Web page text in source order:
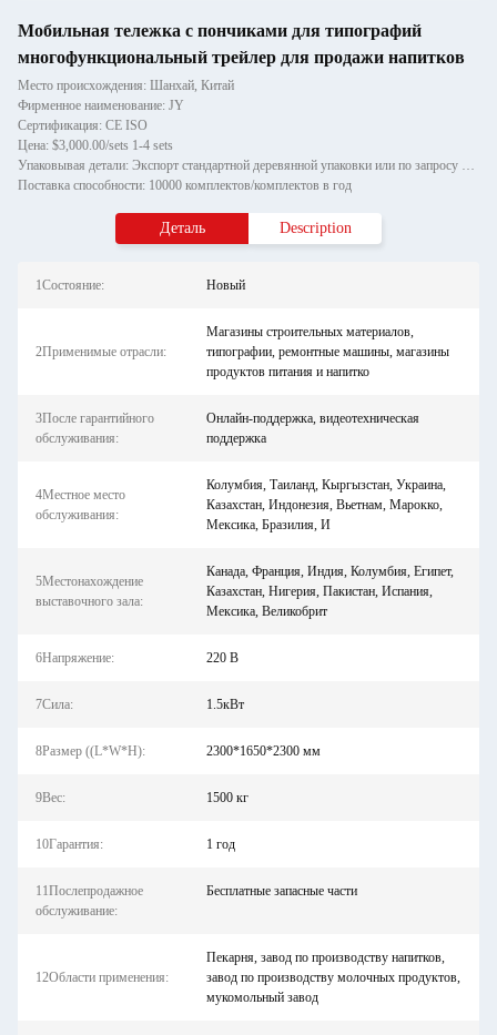
Мобильная тележка с пончиками для типографий
многофункциональный трейлер для продажи напитков
Место происхождения: Шанхай, Китай
Фирменное наименование: JY
Сертификация: CE ISO
Цена: $3,000.00/sets 1-4 sets
Упаковывая детали: Экспорт стандартной деревянной упаковки или по запросу клиентов.
Поставка способности: 10000 комплектов/комплектов в год
Деталь Description
1Состояние: Новый
2Применимые отрасли:
Магазины строительных материалов,
типографии, ремонтные машины, магазины
продуктов питания и напитко
3После гарантийного
обслуживания:
Онлайн-поддержка, видеотехническая
поддержка
4Местное место
обслуживания:
Колумбия, Таиланд, Кыргызстан, Украина,
Казахстан, Индонезия, Вьетнам, Марокко,
Мексика, Бразилия, И
5Местонахождение
выставочного зала:
Канада, Франция, Индия, Колумбия, Египет,
Казахстан, Нигерия, Пакистан, Испания,
Мексика, Великобрит
6Напряжение: 220 В
7Сила: 1.5кВт
8Размер ((L*W*H): 2300*1650*2300 мм
9Вес: 1500 кг
10Гарантия: 1 год
11Послепродажное
обслуживание:
Бесплатные запасные части
12Области применения:
Пекарня, завод по производству напитков,
завод по производству молочных продуктов,
мукомольный завод